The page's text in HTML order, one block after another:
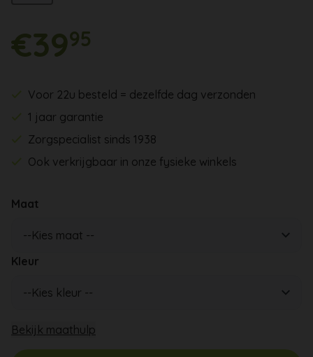
€3995
Voor 22u besteld = dezelfde dag verzonden
1 jaar garantie
Zorgspecialist sinds 1938
Ook verkrijgbaar in onze fysieke winkels
Maat
Kleur
Bekijk maathulp